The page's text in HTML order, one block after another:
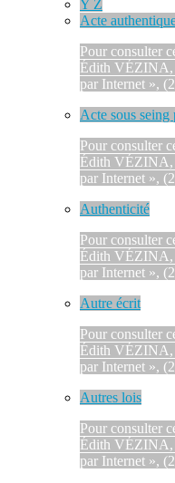
Y Z
Acte
Pour consulter
Édith VÉZINA,
par Internet »,
Acte sous seing
Pour consulter
Édith VÉZINA,
par Internet »,
Authenticité
Pour consulter
Édith VÉZINA,
par Internet »,
Autre écrit
Pour consulter
Édith VÉZINA,
par Internet »,
Autres lois
Pour consulter
Édith VÉZINA,
par Internet »,